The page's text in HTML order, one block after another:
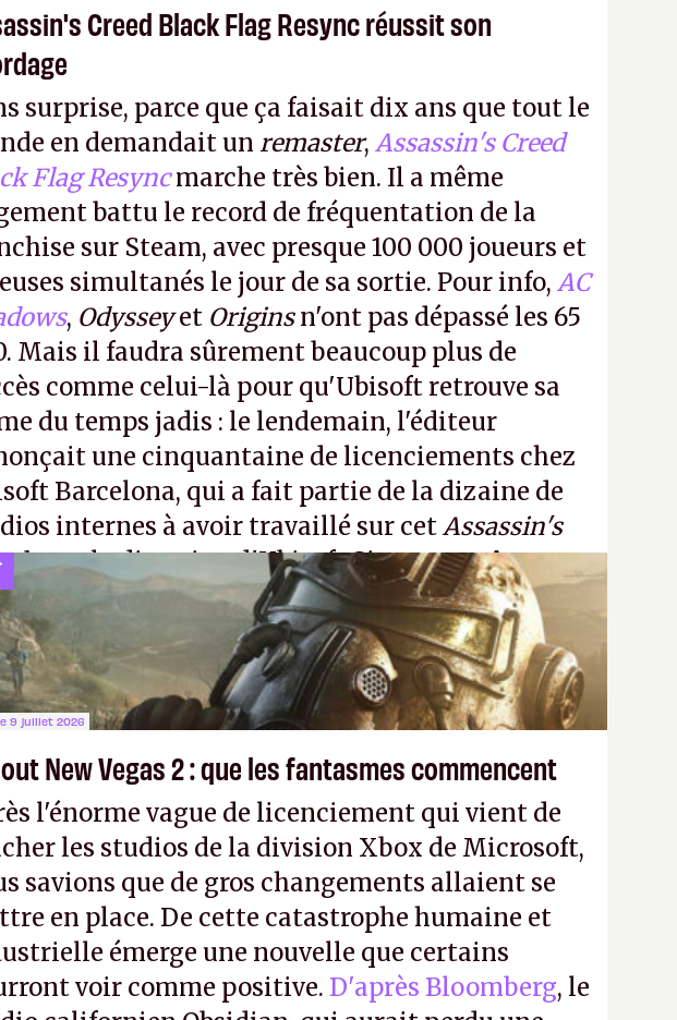
Creed Black Flag Resync réussit son
surprise, parce que ça faisait dix ans que tout le
en demandait un remaster, Assassin's Creed
Flag Resyncmarche très bien. Il a même
battu le record de fréquentation de la
sur Steam, avec presque 100 000 joueurs et
simultanés le jour de sa sortie. Pour info, AC
, Odysseyet Originsn'ont pas dépassé les 65
Mais il faudra sûrement beaucoup plus de
comme celui-là pour qu'Ubisoft retrouve sa
du temps jadis : le lendemain, l'éditeur
une cinquantaine de licenciements chez
Barcelona, qui a fait partie de la dizaine de
internes à avoir travaillé sur cetAssassin's
sous la direction d'Ubisoft Singapour.A.
9 juillet 2026
New Vegas 2 : que les fantasmes commencent
l'énorme vague de licenciement qui vient de
les studios de la division Xbox de Microsoft,
savions que de gros changements allaient se
en place. De cette catastrophe humaine et
émerge une nouvelle que certains
voir comme positive. D'après Bloomberg, le